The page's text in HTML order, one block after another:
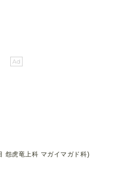
怨虎竜上科 マガイマガド科)